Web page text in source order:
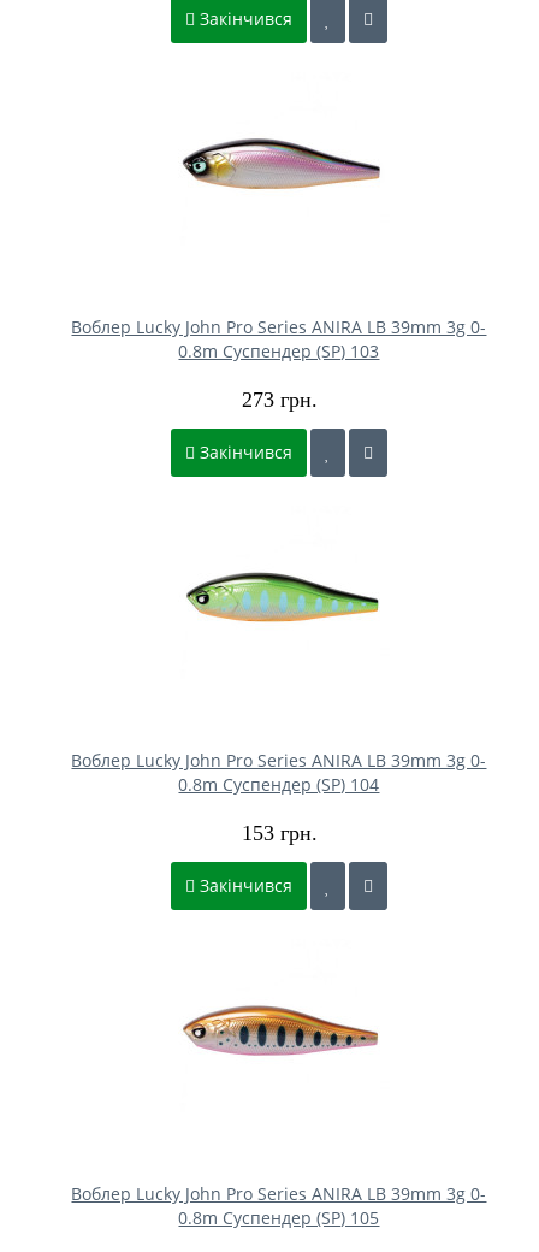
Закінчився
Воблер Lucky John Pro Series ANIRA LB 39mm 3g 0-
0.8m Cуспендер (SP) 103
273 грн.
Закінчився
Воблер Lucky John Pro Series ANIRA LB 39mm 3g 0-
0.8m Cуспендер (SP) 104
153 грн.
Закінчився
Воблер Lucky John Pro Series ANIRA LB 39mm 3g 0-
0.8m Cуспендер (SP) 105